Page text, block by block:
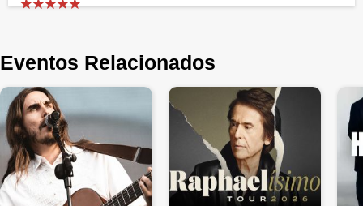
Eventos Relacionados